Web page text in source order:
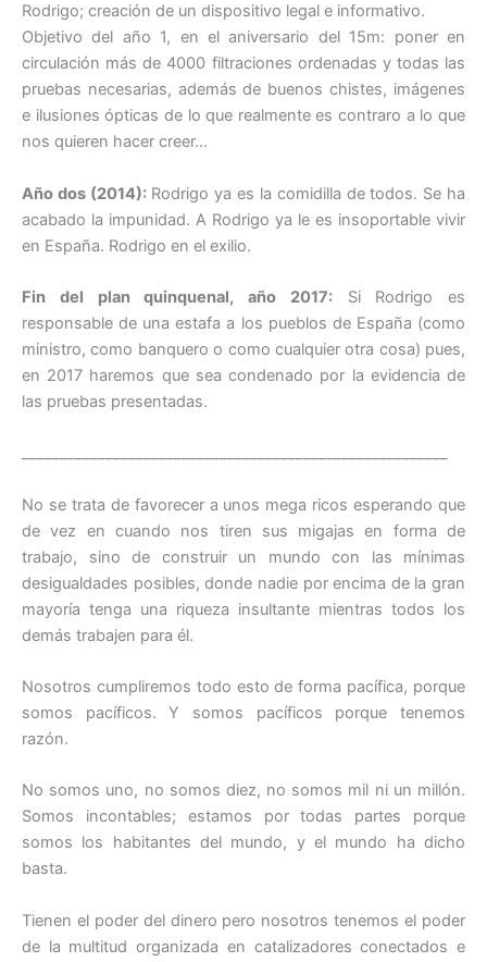
Rodrigo; creación de un dispositivo legal e informativo.
Objetivo del año 1, en el aniversario del 15m: poner en
circulación más de 4000 filtraciones ordenadas y todas las
pruebas necesarias, además de buenos chistes, imágenes
e ilusiones ópticas de lo que realmente es contraro a lo que
nos quieren hacer creer…
Año dos (2014):Rodrigo ya es la comidilla de todos. Se ha
acabado la impunidad. A Rodrigo ya le es insoportable vivir
en España. Rodrigo en el exilio.
Fin del plan quinquenal, año 2017:Si Rodrigo es
responsable de una estafa a los pueblos de España (como
ministro, como banquero o como cualquier otra cosa) pues,
en 2017 haremos que sea condenado por la evidencia de
las pruebas presentadas.
No se trata de favorecer a unos mega ricos esperando que
de vez en cuando nos tiren sus migajas en forma de
trabajo, sino de construir un mundo con las mínimas
desigualdades posibles, donde nadie por encima de la gran
mayoría tenga una riqueza insultante mientras todos los
demás trabajen para él.
Nosotros cumpliremos todo esto de forma pacífica, porque
somos pacíficos. Y somos pacíficos porque tenemos
razón.
No somos uno, no somos diez, no somos mil ni un millón.
Somos incontables; estamos por todas partes porque
somos los habitantes del mundo, y el mundo ha dicho
basta.
Tienen el poder del dinero pero nosotros tenemos el poder
de la multitud organizada en catalizadores conectados e